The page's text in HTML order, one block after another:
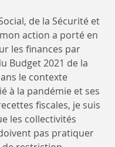
de la Sécurité et
action a porté en
les finances par
Budget 2021 de la
le contexte
à la pandémie et ses
fiscales, je suis
les collectivités
pas pratiquer